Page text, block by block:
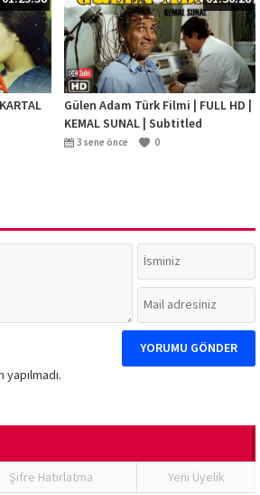
Gülen Adam Türk Filmi | FULL HD |
KEMAL SUNAL | Subtitled
3 sene önce 0
Şifre Hatırlatma Yeni Üyelik